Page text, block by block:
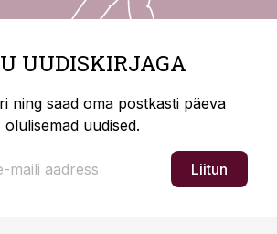
UUDISKIRJAGA
ning saad oma postkasti päeva
olulisemad uudised.
Liitun